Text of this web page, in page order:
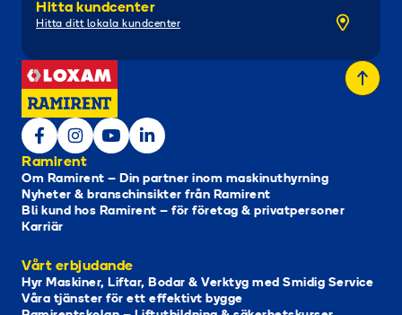
Hitta kundcenter
Hitta ditt lokala kundcenter
Ramirent
Om Ramirent – Din partner inom maskinuthyrning
Nyheter & branschinsikter från Ramirent
Bli kund hos Ramirent – för företag & privatpersoner
Karriär
Vårt erbjudande
Hyr Maskiner, Liftar, Bodar & Verktyg med Smidig Service
Våra tjänster för ett effektivt bygge